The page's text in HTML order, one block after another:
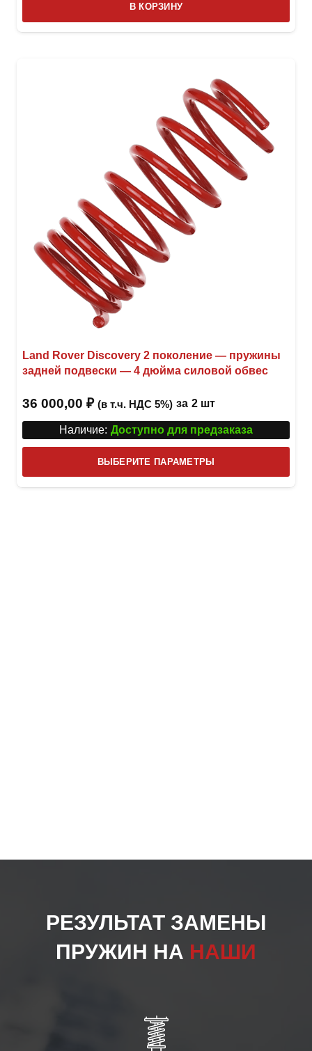
В КОРЗИНУ
Land Rover Discovery 2 поколение — пружины
задней подвески — 4 дюйма силовой обвес
36 000,00 ₽ (в т.ч. НДС 5%) за 2 шт
Наличие: Доступно для предзаказа
ВЫБЕРИТЕ ПАРАМЕТРЫ
товар
РЕЗУЛЬТАТ ЗАМЕНЫ
ПРУЖИН НА НАШИ